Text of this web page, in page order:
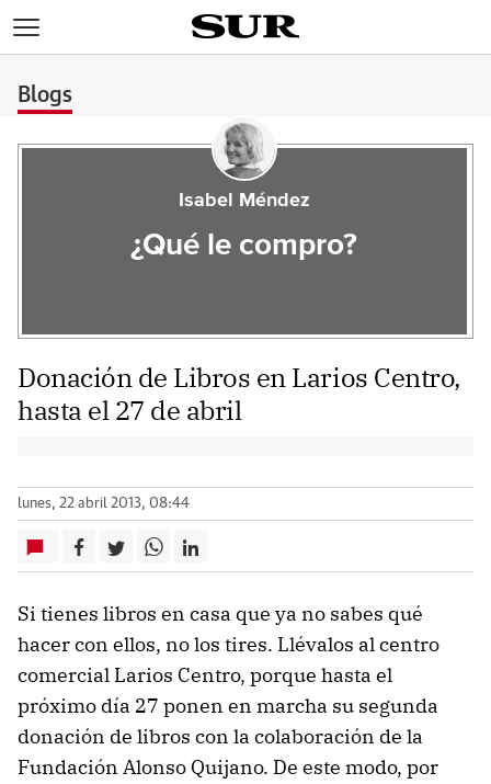
Blogs
Isabel Méndez
¿Qué le compro?
Donación de Libros en Larios Centro,
hasta el 27 de abril
lunes, 22 abril 2013, 08:44
Si tienes libros en casa que ya no sabes qué
hacer con ellos, no los tires. Llévalos al centro
comercial Larios Centro, porque hasta el
próximo día 27 ponen en marcha su segunda
donación de libros con la colaboración de la
Fundación Alonso Quijano. De este modo, por